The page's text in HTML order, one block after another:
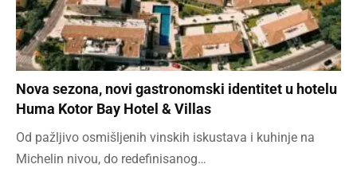
Nova sezona, novi gastronomski identitet u hotelu
Huma Kotor Bay Hotel & Villas
Od pažljivo osmišljenih vinskih iskustava i kuhinje na
Michelin nivou, do redefinisanog…